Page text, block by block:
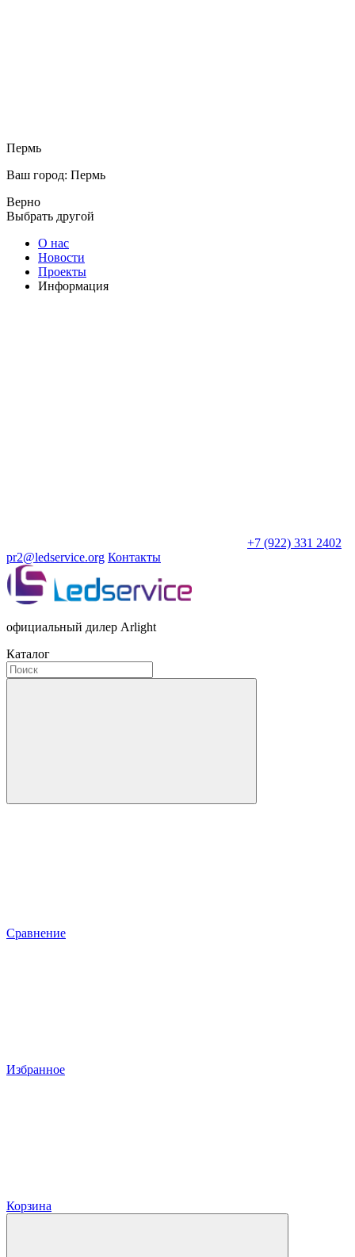
Пермь
Ваш город: Пермь
Верно
Выбрать другой
О нас
Новости
Проекты
Информация
+7 (922) 331 2402
pr2@ledservice.org Контакты
официальный дилер Arlight
Каталог
Сравнение
Избранное
Корзина